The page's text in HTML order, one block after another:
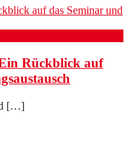
Rückblick auf
[…]